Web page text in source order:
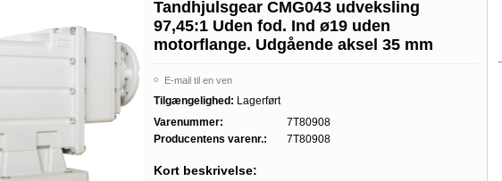
Tandhjulsgear CMG043 udveksling
97,45:1 Uden fod. Ind ø19 uden
motorflange. Udgående aksel 35 mm
E-mail til en ven
Tilgængelighed: Lagerført
Varenummer:
7T80908
Producentens varenr.:
7T80908
Kort beskrivelse: